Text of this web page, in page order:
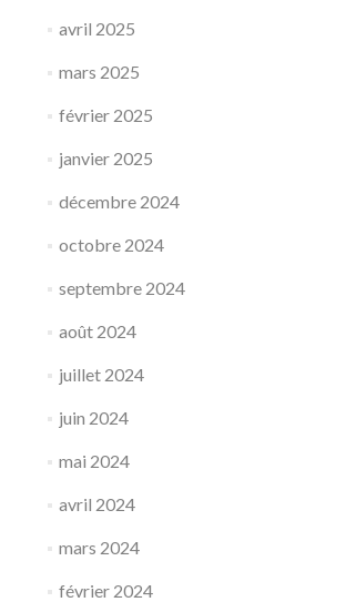
avril 2025
mars 2025
février 2025
janvier 2025
décembre 2024
octobre 2024
septembre 2024
août 2024
juillet 2024
juin 2024
mai 2024
avril 2024
mars 2024
février 2024